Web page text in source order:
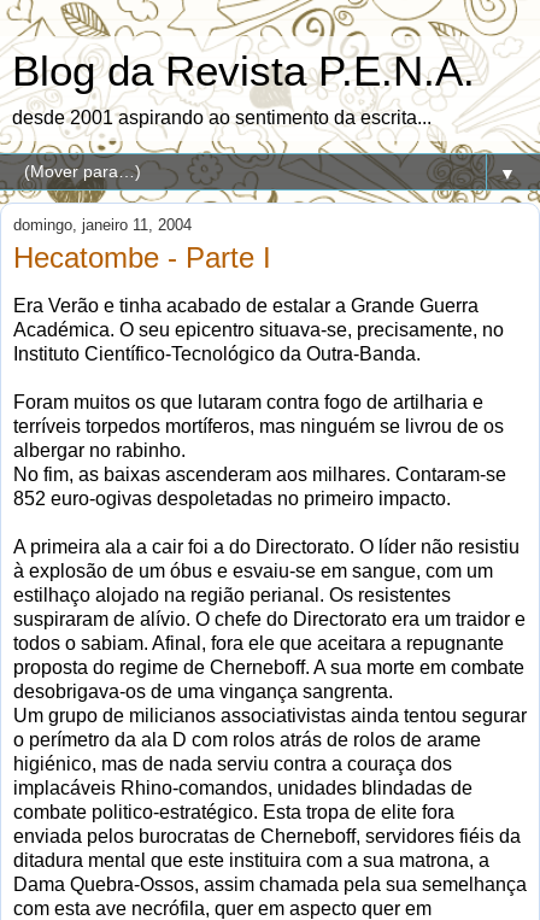
Blog da Revista P.E.N.A.
desde 2001 aspirando ao sentimento da escrita...
▼
domingo, janeiro 11, 2004
Hecatombe - Parte I
Era Verão e tinha acabado de estalar a Grande Guerra
Académica. O seu epicentro situava-se, precisamente, no
Instituto Científico-Tecnológico da Outra-Banda.
Foram muitos os que lutaram contra fogo de artilharia e
terríveis torpedos mortíferos, mas ninguém se livrou de os
albergar no rabinho.
No fim, as baixas ascenderam aos milhares. Contaram-se
852 euro-ogivas despoletadas no primeiro impacto.
A primeira ala a cair foi a do Directorato. O líder não resistiu
à explosão de um óbus e esvaiu-se em sangue, com um
estilhaço alojado na região perianal. Os resistentes
suspiraram de alívio. O chefe do Directorato era um traidor e
todos o sabiam. Afinal, fora ele que aceitara a repugnante
proposta do regime de Cherneboff. A sua morte em combate
desobrigava-os de uma vingança sangrenta.
Um grupo de milicianos associativistas ainda tentou segurar
o perímetro da ala D com rolos atrás de rolos de arame
higiénico, mas de nada serviu contra a couraça dos
implacáveis Rhino-comandos, unidades blindadas de
combate politico-estratégico. Esta tropa de elite fora
enviada pelos burocratas de Cherneboff, servidores fiéis da
ditadura mental que este instituira com a sua matrona, a
Dama Quebra-Ossos, assim chamada pela sua semelhança
com esta ave necrófila, quer em aspecto quer em